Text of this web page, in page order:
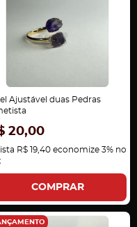
Ajustável duas Pedras
20,00
R$ 19,40 economize 3% no
COMPRAR